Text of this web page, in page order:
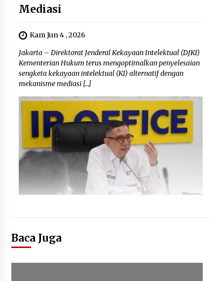
Mediasi
Kam Jun 4 , 2026
Jakarta – Direktorat Jenderal Kekayaan Intelektual (DJKI)
Kementerian Hukum terus mengoptimalkan penyelesaian
sengketa kekayaan intelektual (KI) alternatif dengan
mekanisme mediasi […]
Baca Juga